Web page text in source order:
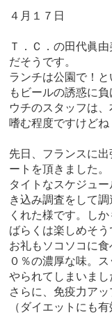
４月１７日
Ｔ．Ｃ．の田代眞
だそうです。
ランチは公園で！
もビールの誘惑に
ウチのスタッフは
嗜む程度ですけどね
先日、フランスに
ートを頂きました。
タイトなスケジュ
き込み調査をして調
くれた様です。し
ばらくは楽しめそう
お礼もソコソコに
０％の濃厚な味。ス
やられてしまいまし
さらに、免疫力ア
（ダイエットにも